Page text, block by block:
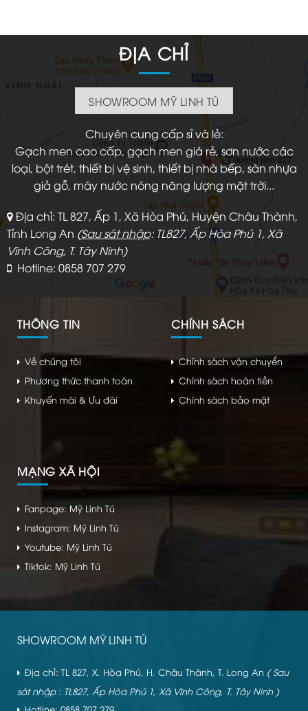
ĐỊA CHỈ
SHOWROOM MỸ LINH TÚ
Chuyên cung cấp sỉ và lẻ:
Gạch men cao cấp, gạch men giá rẻ, sơn nước các
loại, bột trét, thiết bị vệ sinh, thiết bị nhà bếp, sàn nhựa
giả gỗ, máy nước nóng năng lượng mặt trời...
Địa chỉ: TL 827, Ấp 1, Xã Hòa Phú, Huyện Châu Thành,
Tỉnh Long An (Sau sát nhập: TL827, Ấp Hòa Phú 1, Xã
Vĩnh Công, T. Tây Ninh)
Hotline: 0858 707 279
THÔNG TIN
Về chúng tôi
Phương thức thanh toán
Khuyến mãi & Ưu đãi
CHÍNH SÁCH
Chính sách vận chuyển
Chính sách hoàn tiền
Chính sách bảo mật
MẠNG XÃ HỘI
Fanpage: Mỹ Linh Tú
Instagram: Mỹ Linh Tú
Youtube: Mỹ Linh Tú
Tiktok: Mỹ Linh Tú
SHOWROOM MỸ LINH TÚ
Địa chỉ: TL 827, X. Hòa Phú, H. Châu Thành, T. Long An ( Sau
sát nhập : TL827, Ấp Hòa Phú 1, Xã Vĩnh Công, T. Tây Ninh )